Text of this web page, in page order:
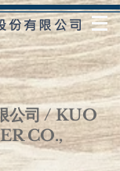
份有限公司
公司 / KUO
CO.,